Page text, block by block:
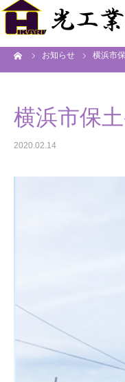
お知らせ 横浜市
横浜市保
2020.02.14